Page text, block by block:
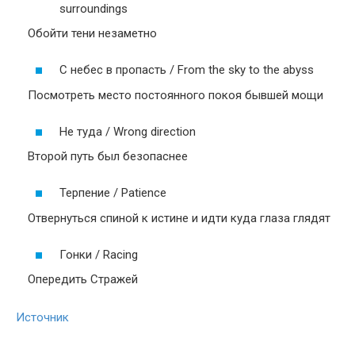
surroundings
Обойти тени незаметно
С небес в пропасть / From the sky to the abyss
Посмотреть место постоянного покоя бывшей мощи
Не туда / Wrong direction
Второй путь был безопаснее
Терпение / Patience
Отвернуться спиной к истине и идти куда глаза глядят
Гонки / Racing
Опередить Стражей
Источник